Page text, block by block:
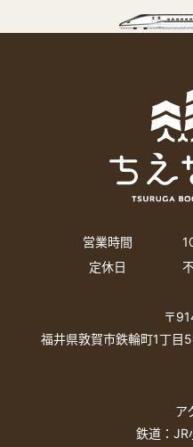
営業時間
定休日
〒
福井県敦賀市鉄輪町1丁目
ア
鉄道：JR